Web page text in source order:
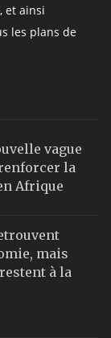
et ainsi
les plans de
vague
la
Afrique
mais
à la